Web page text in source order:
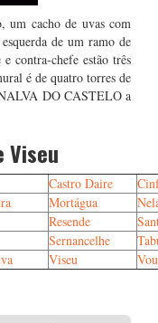
um cacho de uvas com
de um ramo de
contra-chefe estão três
é de quatro torres de
DO CASTELO a
Viseu
Castro Daire
Mortágua
Resende
Sernancelhe
Viseu